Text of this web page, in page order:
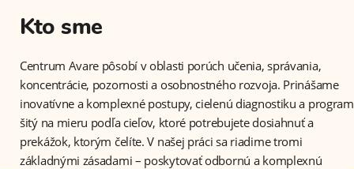
Kto sme
Centrum Avare pôsobí v oblasti porúch učenia, správania,
koncentrácie, pozornosti a osobnostného rozvoja. Prinášame
inovatívne a komplexné postupy, cielenú diagnostiku a program
šitý na mieru podľa cieľov, ktoré potrebujete dosiahnuť a
prekážok, ktorým čelíte. V našej práci sa riadime tromi
základnými zásadami – poskytovať odbornú a komplexnú